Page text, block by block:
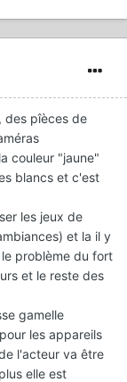
des pîèces de
couleur "jaune"
blancs et c'est
les jeux de
et la il y
problème du fort
et le reste des
gamelle
les appareils
l'acteur va être
elle est